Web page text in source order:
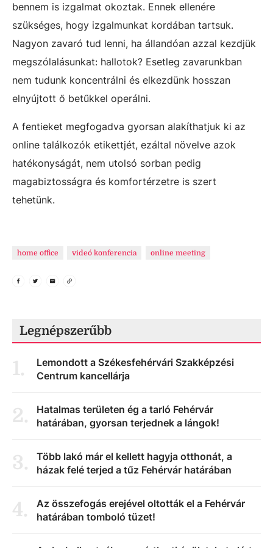
bennem is izgalmat okoztak. Ennek ellenére
szükséges, hogy izgalmunkat kordában tartsuk.
Nagyon zavaró tud lenni, ha állandóan azzal kezdjük
megszólalásunkat: hallotok? Esetleg zavarunkban
nem tudunk koncentrálni és elkezdünk hosszan
elnyújtott ő betűkkel operálni.
A fentieket megfogadva gyorsan alakíthatjuk ki az
online találkozók etikettjét, ezáltal növelve azok
hatékonyságát, nem utolsó sorban pedig
magabiztosságra és komfortérzetre is szert
tehetünk.
home office videó konferencia online meeting
Legnépszerűbb
1.
Lemondott a Székesfehérvári Szakképzési
Centrum kancellárja
2.
Hatalmas területen ég a tarló Fehérvár
határában, gyorsan terjednek a lángok!
3.
Több lakó már el kellett hagyja otthonát, a
házak felé terjed a tűz Fehérvár határában
4.
Az összefogás erejével oltották el a Fehérvár
határában tomboló tüzet!